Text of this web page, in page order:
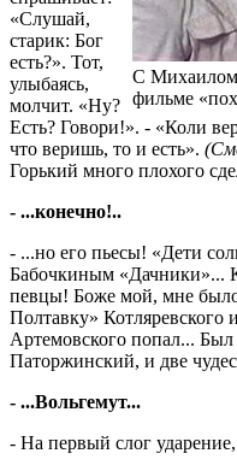
С Михаилом
фильме
«Слушай,
старик: Бог
есть?». Тот,
улыбаясь,
молчит. «Ну?
Есть? Говори!». - «Коли
что веришь, то и есть».
Горький много плохого
- ...конечно!..
- ...но его пьесы! «Дети
Бабочкиным «Дачники»...
певцы! Боже мой, мне было
Полтавку» Котляревского
Артемовского попал... Был
Паторжинский, и две
- ...Вольгемут...
- На первый слог